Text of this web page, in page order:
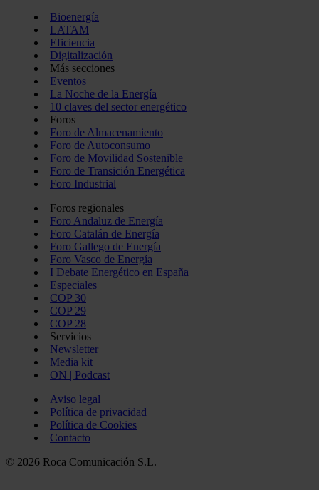
Bioenergía
LATAM
Eficiencia
Digitalización
Más secciones
Eventos
La Noche de la Energía
10 claves del sector energético
Foros
Foro de Almacenamiento
Foro de Autoconsumo
Foro de Movilidad Sostenible
Foro de Transición Energética
Foro Industrial
Foros regionales
Foro Andaluz de Energía
Foro Catalán de Energía
Foro Gallego de Energía
Foro Vasco de Energía
I Debate Energético en España
Especiales
COP 30
COP 29
COP 28
Servicios
Newsletter
Media kit
ON | Podcast
Aviso legal
Política de privacidad
Política de Cookies
Contacto
© 2026 Roca Comunicación S.L.